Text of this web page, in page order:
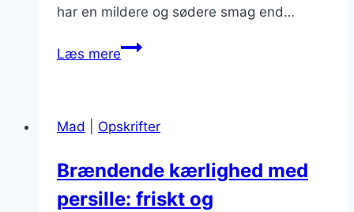
har en mildere og sødere smag end…
Læs mereBrændende
for
sødere
smag
Mad Opskrifter
Brændende kærlighed med
persille: friskt og